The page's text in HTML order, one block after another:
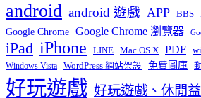
android android 遊戲 APP BBS
Google Chrome Google Chrome 瀏覽器
iPad iPhone LINE Mac OS X PDF
Windows Vista WordPress 網站架設 免費圖庫
好玩遊戲 好玩遊戲、休閒